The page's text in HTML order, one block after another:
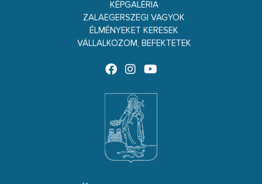
KÉPGALÉRIA
ZALAEGERSZEGI VAGYOK
ÉLMÉNYEKET KERESEK
VÁLLALKOZOM, BEFEKTETEK